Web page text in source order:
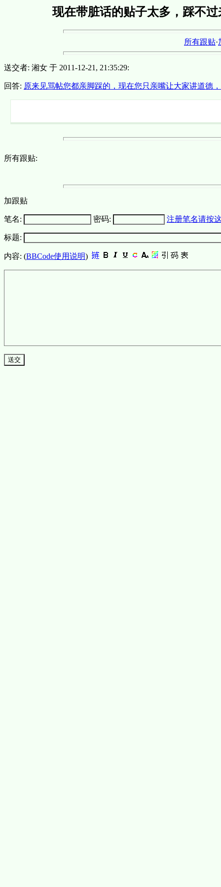
现在带脏话的贴子太多，踩不
所有跟贴·
送交者: 湘女 于 2011-12-21, 21:35:29:
回答: 原来见骂帖您都亲脚踩的，现在您只亲嘴让大家讲道德
所有跟贴:
加跟贴
笔名: 密码: 注册笔名请按
标题:
内容: (BBCode使用说明)